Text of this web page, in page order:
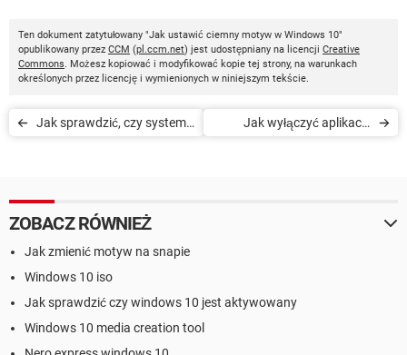
Ten dokument zatytułowany "Jak ustawić ciemny motyw w Windows 10"
opublikowany przez CCM (pl.ccm.net) jest udostępniany na licencji Creative
Commons. Możesz kopiować i modyfikować kopie tej strony, na warunkach
określonych przez licencję i wymienionych w niniejszym tekście.
Jak sprawdzić, czy system
Jak wyłączyć aplikacje
ZOBACZ RÓWNIEŻ
Jak zmienić motyw na snapie
Windows 10 iso
Jak sprawdzić czy windows 10 jest aktywowany
Windows 10 media creation tool